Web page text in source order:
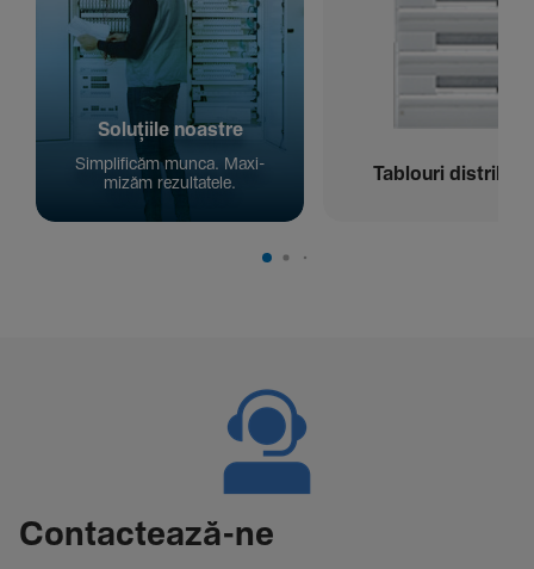
Solu­țiile noastre
Simpli­ficăm munca. Maxi­
mizăm rezul­ta­tele.
Tablouri
Contac­tează-ne